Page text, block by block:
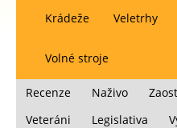
Krádeže Veletrhy
Volné stroje
Recenze Naživo
Veteráni
Legislativa